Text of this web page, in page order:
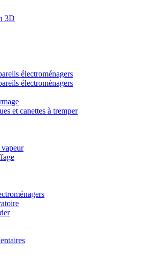
3D
électroménagers
électroménagers
et canettes à tremper